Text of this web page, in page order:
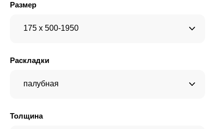
Размер
175 x 500-1950
Раскладки
палубная
Толщина